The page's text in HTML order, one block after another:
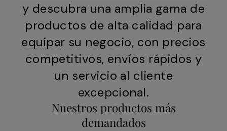
y descubra una amplia gama de
productos de alta calidad para
equipar su negocio, con precios
competitivos, envíos rápidos y
un servicio al cliente
excepcional.
Nuestros productos más
demandados